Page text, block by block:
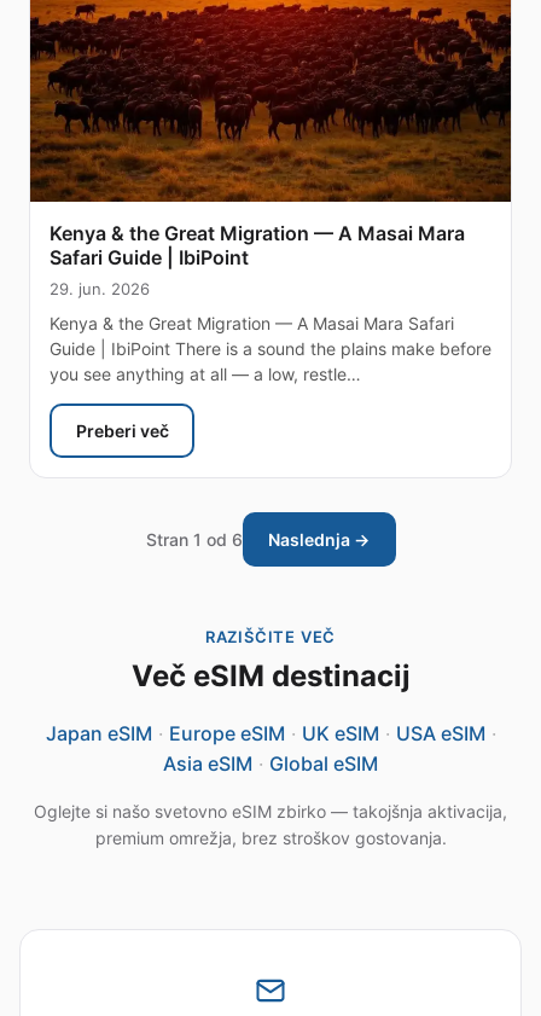
Kenya & the Great Migration — A Masai Mara
Safari Guide | IbiPoint
29. jun. 2026
Kenya & the Great Migration — A Masai Mara Safari
Guide | IbiPoint There is a sound the plains make before
you see anything at all — a low, restle…
Preberi več
: Kenya & the Great Migration — A Masai Mara
Stran 1 od 6 Naslednja →
RAZIŠČITE VEČ
Več eSIM destinacij
Japan eSIM · Europe eSIM · UK eSIM · USA eSIM ·
Asia eSIM · Global eSIM
Oglejte si našo svetovno eSIM zbirko — takojšnja aktivacija,
premium omrežja, brez stroškov gostovanja.